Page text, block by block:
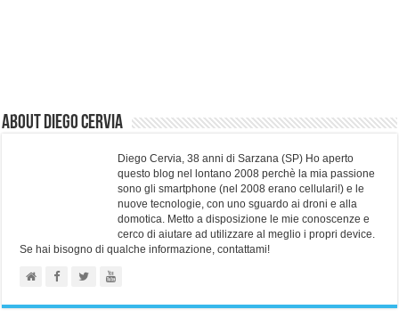
About Diego Cervia
Diego Cervia, 38 anni di Sarzana (SP) Ho aperto
questo blog nel lontano 2008 perchè la mia passione
sono gli smartphone (nel 2008 erano cellulari!) e le
nuove tecnologie, con uno sguardo ai droni e alla
domotica. Metto a disposizione le mie conoscenze e
cerco di aiutare ad utilizzare al meglio i propri device.
Se hai bisogno di qualche informazione, contattami!